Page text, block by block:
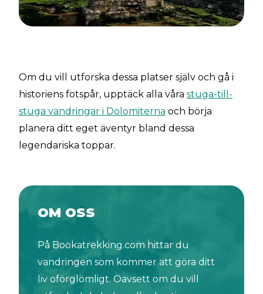
Om du vill utforska dessa platser själv och gå i
historiens fotspår, upptäck alla våra stuga-till-
stuga vandringar i Dolomiterna och börja
planera ditt eget äventyr bland dessa
legendariska toppar.
OM OSS
På Bookatrekking.com hittar du
vandringen som kommer att göra ditt
liv oförglömligt. Oavsett om du vill